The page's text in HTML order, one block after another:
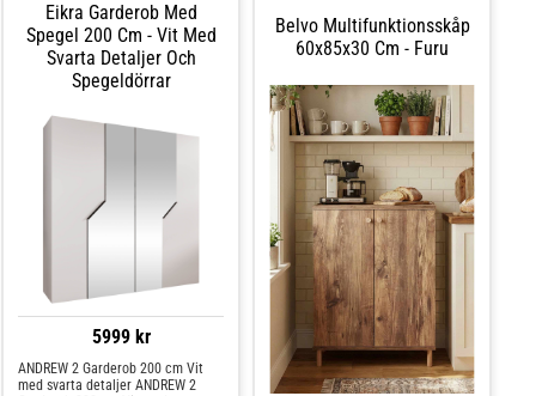
Eikra Garderob Med
Spegel 200 Cm - Vit Med
Svarta Detaljer Och
Spegeldörrar
5999 kr
ANDREW 2 Garderob 200 cm Vit
med svarta detaljer ANDREW 2
Belvo Multifunktionsskåp
60x85x30 Cm - Furu